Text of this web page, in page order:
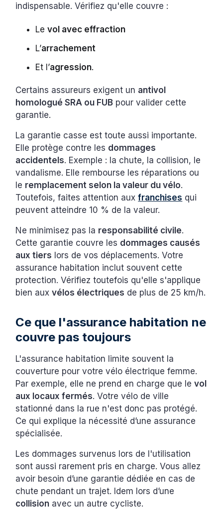
indispensable. Vérifiez qu'elle couvre :
Levol avec effraction
L’arrachement
Et l’agression.
Certains assureurs exigent un antivol
homologué SRA ou FUB pour valider cette
garantie.
La garantie casse est toute aussi importante.
Elle protège contre les dommages
accidentels. Exemple : la chute, la collision, le
vandalisme. Elle rembourse les réparations ou
le remplacement selon la valeur du vélo.
Toutefois, faites attention auxfranchises qui
peuvent atteindre 10 % de la valeur.
Ne minimisez pas la responsabilité civile.
Cette garantie couvre les dommages causés
aux tiers lors de vos déplacements. Votre
assurance habitation inclut souvent cette
protection. Vérifiez toutefois qu'elle s'applique
bien auxvélos électriques de plus de 25 km/h.
Ce que l'assurance habitation ne
couvre pas toujours
L'assurance habitation limite souvent la
couverture pour votre vélo électrique femme.
Par exemple, elle ne prend en charge que levol
aux locaux fermés. Votre vélo de ville
stationné dans la rue n'est donc pas protégé.
Ce qui explique la nécessité d’une assurance
spécialisée.
Les dommages survenus lors de l'utilisation
sont aussi rarement pris en charge. Vous allez
avoir besoin d’une garantie dédiée en cas de
chute pendant un trajet. Idem lors d’une
collision avec un autre cycliste.